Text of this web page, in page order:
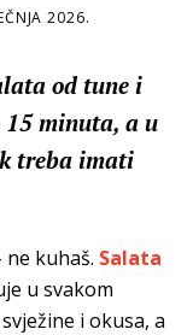
2026.
od tune i
15 minuta, a u
treba imati
kuhaš. Salata
u svakom
i okusa, a